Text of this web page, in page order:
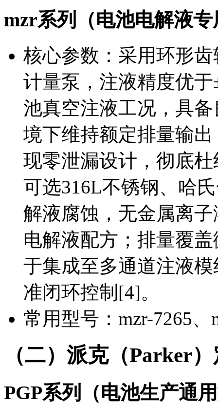
mzr系列（电池电解液
核心参数：采用环形
计量泵，注液精度优
池真空注液工况，具
境下维持额定排量输
现零泄漏设计，彻底
可选316L不锈钢、哈
解液腐蚀，无金属离
电解液配方；排量覆
于集成至多通道注液
准闭环控制[4]。
常用型号：mzr-7265、
（二）派克（Parker
PGP系列（电池生产通